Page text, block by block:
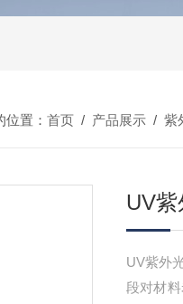
位置： 首页/ 产品展示/ 紫
UV
UV紫外
段对材